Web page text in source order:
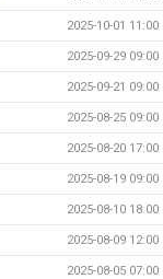
2025-10-01 11:00
2025-09-29 09:00
2025-09-21 09:00
2025-08-25 09:00
2025-08-20 17:00
2025-08-19 09:00
2025-08-10 18:00
2025-08-09 12:00
2025-08-05 07:00